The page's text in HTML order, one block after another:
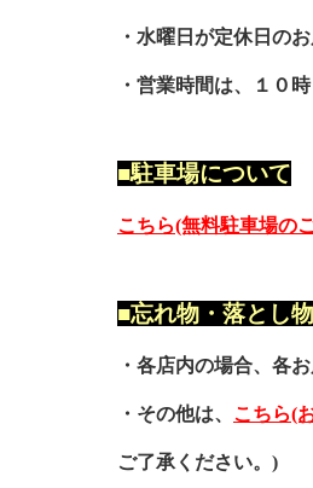
・水曜日が定休日の
・営業時間は、１０
■駐車場について
こちら(無料駐車場の
■忘れ物・落とし
・各店内の場合、各
・その他は、 こちら(
ご了承ください。)